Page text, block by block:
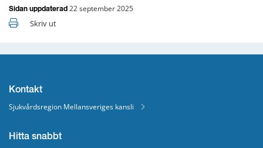
Sidan uppdaterad 22 september 2025
Skriv ut
Kontakt
Sjukvårdsregion Mellansveriges kansli
Hitta snabbt